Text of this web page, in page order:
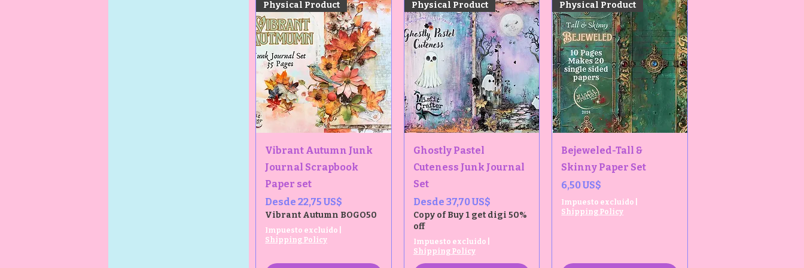
Vista rápida
Physical Product
Vibrant Autumn Junk
Journal Scrapbook
Paper set
Desde22,75 US$
Precio de oferta
Vibrant Autumn BOGO50
Impuesto excluido
Shipping Policy
Vista rápida
Physical Product
Ghostly Pastel
Cuteness Junk Journal
Set
Desde 37,70 US$
Precio de oferta
Copy of Buy 1 get digi 50%
off
Impuesto excluido
Shipping Policy
Vista rápida
Physical Product
Bejeweled-Tall &
Skinny Paper Set
Precio
6,50 US$
Impuesto excluido
Shipping Policy